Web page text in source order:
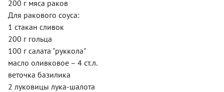
200 г мяса раков
Для ракового соуса:
1 стакан сливок
200 г гольца
100 г салата "руккола"
масло оливковое – 4 ст.л.
веточка базилика
2 луковицы лука-шалота